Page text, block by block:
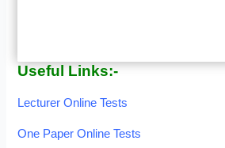
Useful Links:-
Lecturer Online Tests
One Paper Online Tests